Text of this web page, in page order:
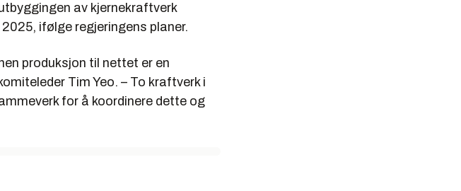
av kjernekraftverk
ifølge regjeringens planer.
produksjon til nettet er en
Tim Yeo. – To kraftverk i
for å koordinere dette og